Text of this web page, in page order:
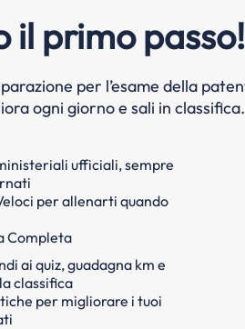
il primo passo!
per l’esame della
ogni giorno e sali in classifica.
ufficiali, sempre
per allenarti quando
Completa
ai quiz, guadagna km e
classifica
per migliorare i tuoi